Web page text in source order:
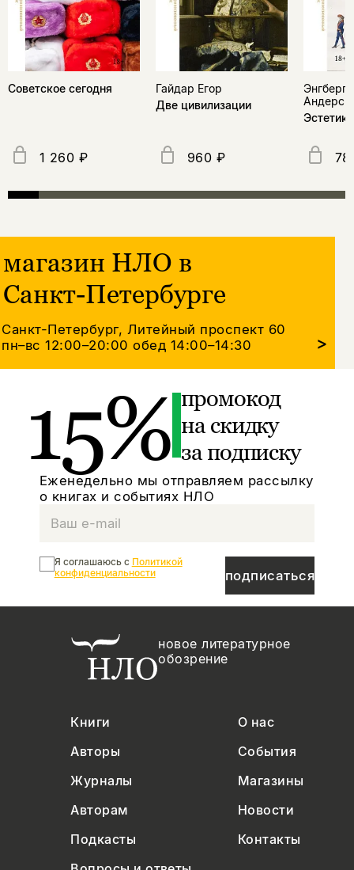
Советское сегодня
1 260 ₽
Гайдар Егор
Две цивилизации
960 ₽
Андерс
магазин НЛО в
Санкт-Петербурге
Санкт-Петербург, Литейный проспект 60
пн–вс 12:00–20:00обед 14:00–14:30 >
15% промокод
на скидку
за подписку
Еженедельно мы отправляем рассылку
о книгах и событиях НЛО
подписаться
Я соглашаюсь с Политикой
конфиденциальности
новое литературное
обозрение
Книги
О нас
Авторы
События
Журналы
Магазины
Авторам
Новости
Подкасты
Контакты